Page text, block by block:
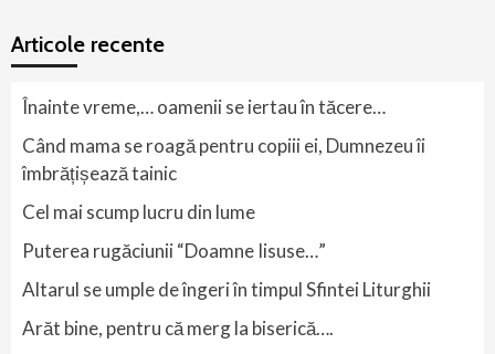
Articole recente
Înainte vreme,… oamenii se iertau în tăcere…
Când mama se roagă pentru copiii ei, Dumnezeu îi
îmbrățișează tainic
Cel mai scump lucru din lume
Puterea rugăciunii “Doamne Iisuse…”
Altarul se umple de îngeri în timpul Sfintei Liturghii
Arăt bine, pentru că merg la biserică….